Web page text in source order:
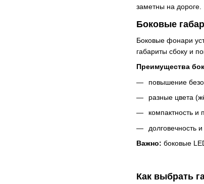
заметны на дороге.
Боковые
Боковые фонари
габариты сбоку и
Преимущества
повышение
разные цвета
компактность и
долговечность
Важно: боковые
Как выбрать